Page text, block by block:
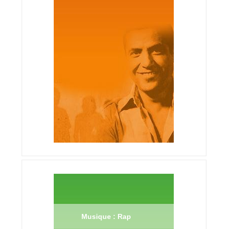
Musique : Rap